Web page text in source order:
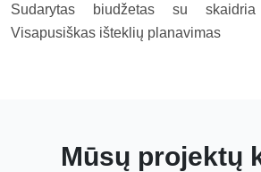
Sudarytas biudžetas su
Visapusiškas išteklių planavimas
Mūsų projektų